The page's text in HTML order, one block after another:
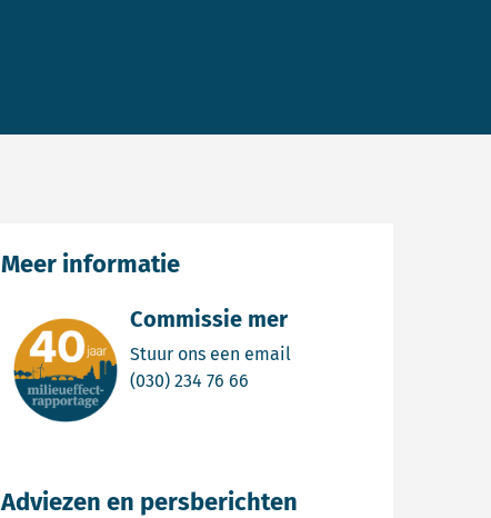
Commissie mer
Stuur ons een email
(030) 234 76 66
Meer informatie
Adviezen en persberichten